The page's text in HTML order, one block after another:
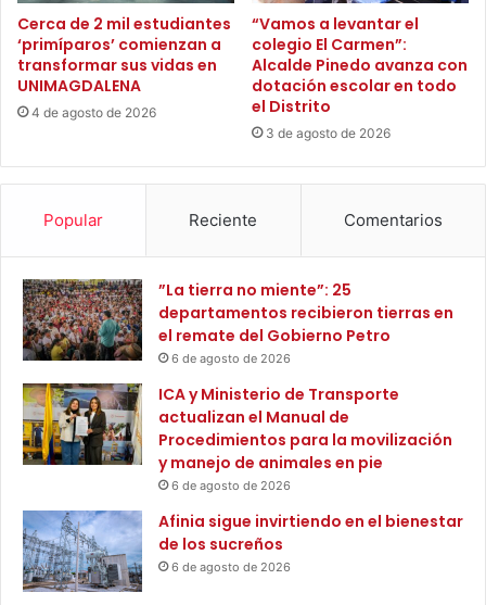
siete habitantes del barrio San Pablo y sus alrededores.
Con esta entrega, el alcalde Carlos Pinedo busca
fortalecer la cobertura y calidad de los servicios de salud
en Santa Marta, además de garantizar una atención digna
y eficiente para todos los usuarios del sistema de salud
Finalmente, y como ya es habitual en su administración,
bajo la estrategia “Alcaldía al Barrio” el mandatario una vez
más descentralizó todos los servicios institucionales a los
que los moradores de San Pablo, Pastrana y todos sus
alrededores pudieron acceder de manera oportuna.
Antes de culminar su intervención, el alcalde Carlos
Pinedo Cuello se dirigió a todos los asistentes para
recalcar: “Mi gente nosotros estamos aquí para atenderlos
a todos ustedes, la institucionalidad la llevamos completa
a los barrios, aprovechen todos los servicios, y
acompáñenme en este proyecto de transformación de
nuestra ciudad, la Santa Marta de los 500 años, la de
v
i
c
i
o
a
e
n
e
C
e
i
c
i
o
d
n
a
e
n
e
C
e
s
Cerca de 2 mil estudiantes
‘primíparos’ comienzan a
transformar sus vidas en
UNIMAGDALENA
4 de agosto de 2026
“Vamos a levantar el
colegio El Carmen”:
Alcalde Pinedo avanza con
dotación escolar en todo
el Distrito
3 de agosto de 2026
Popular Reciente Comentarios
”La tierra no miente”: 25
departamentos recibieron tierras en
el remate del Gobierno Petro
6 de agosto de 2026
ICA y Ministerio de Transporte
actualizan el Manual de
Procedimientos para la movilización
y manejo de animales en pie
6 de agosto de 2026
Afinia sigue invirtiendo en el bienestar
de los sucreños
6 de agosto de 2026